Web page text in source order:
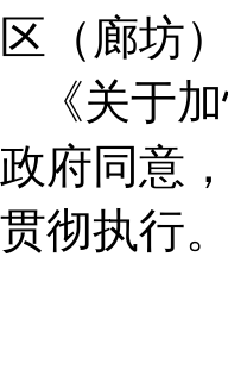
区（廊坊
《关于
政府同意
贯彻执行。